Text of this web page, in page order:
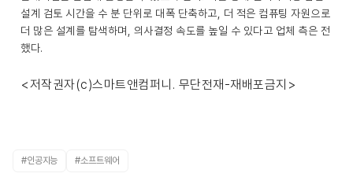
설계 검토 시간을 수 분 단위로 대폭 단축하고, 더 적은 컴퓨팅 자원으로
더 많은 설계를 탐색하며, 의사결정 속도를 높일 수 있다고 업체 측은 전
했다.
<저작권자(c)스마트앤컴퍼니. 무단전재-재배포금지>
#인공지능 #소프트웨어